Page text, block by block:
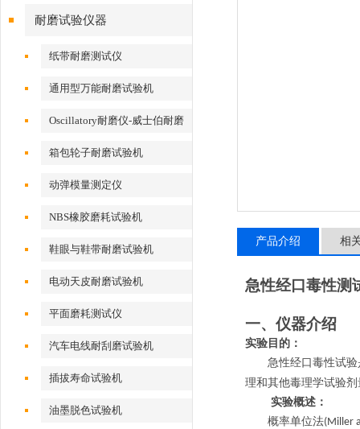
耐磨试验仪器
纸带耐磨测试仪
通用型万能耐磨试验机
Oscillatory耐磨仪-威士伯耐磨
试验机
箱包轮子耐磨试验机
动弹模量测定仪
NBS橡胶磨耗试验机
鞋眼与鞋带耐磨试验机
电动天皮耐磨试验机
平面磨耗测试仪
汽车电线耐刮磨试验机
插拔寿命试验机
油墨脱色试验机
产品介绍 相
急性经口毒性测
一、仪器介绍
实验目的：
急性经口毒性试
理和其他毒理学试验
实验概述：
概率单位法(Miller